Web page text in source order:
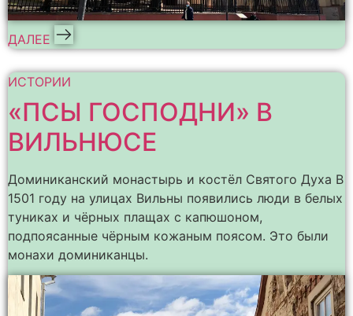
ДАЛЕЕ
ИСТОРИИ
«ПСЫ ГОСПОДНИ» В
ВИЛЬНЮСЕ
Доминиканский монастырь и костёл Святого Духа В
1501 году на улицах Вильны появились люди в белых
туниках и чёрных плащах с капюшоном,
подпоясанные чёрным кожаным поясом. Это были
монахи доминиканцы.